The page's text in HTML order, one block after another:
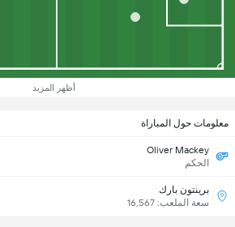
أظهر المزيد
معلومات حول المباراة
Oliver Mackey
الحكم
برينتون بارك
سعة الملعب: 16,567